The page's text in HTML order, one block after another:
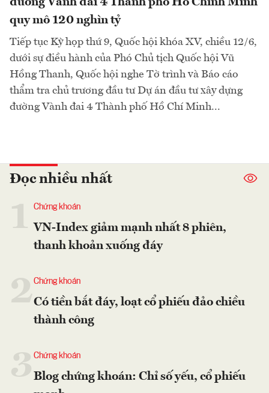
đường Vành đai 4 Thành phố Hồ Chính Minh
quy mô 120 nghìn tỷ
Tiếp tục Kỳ họp thứ 9, Quốc hội khóa XV, chiều 12/6,
dưới sự điều hành của Phó Chủ tịch Quốc hội Vũ
Hồng Thanh, Quốc hội nghe Tờ trình và Báo cáo
thẩm tra chủ trương đầu tư Dự án đầu tư xây dựng
đường Vành đai 4 Thành phố Hồ Chí Minh...
Đọc nhiều nhất
Chứng khoán
VN-Index giảm mạnh nhất 8 phiên,
thanh khoản xuống đáy
2Chứng khoán
Có tiền bắt đáy, loạt cổ phiếu đảo chiều
thành công
Chứng khoán
Blog chứng khoán: Chỉ số yếu, cổ phiếu